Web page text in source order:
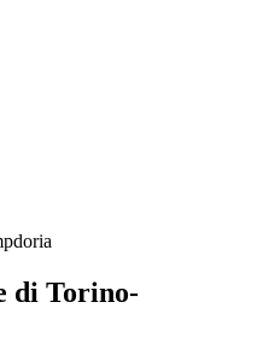
di Torino-